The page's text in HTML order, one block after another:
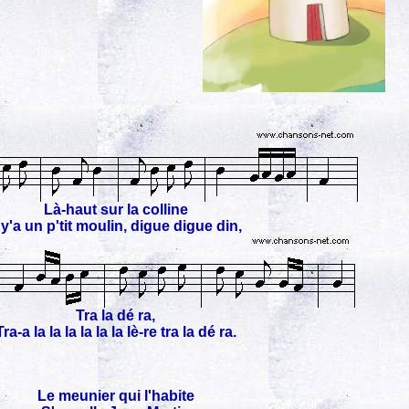
Là-haut sur la colline
un p'tit moulin, digue digue din,
Tra la dé ra,
a la la la la la la lè-re tra la dé ra.
Le meunier qui l'habite